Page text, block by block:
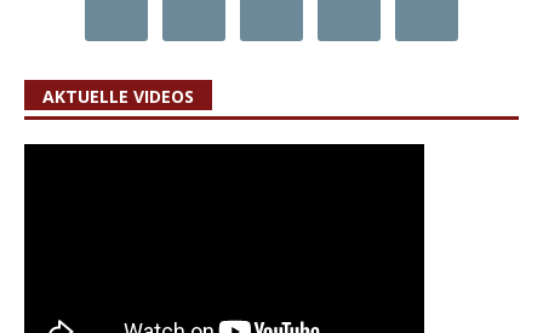
AKTUELLE VIDEOS